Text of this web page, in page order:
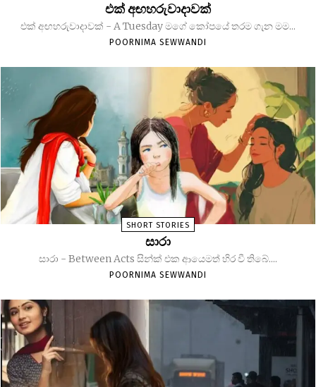
එක් අඟහරුවාදාවක්
එක් අඟහරුවාදාවක් - A Tuesday මගේ කෝපයේ තරම ගැන මම...
POORNIMA SEWWANDI
SHORT STORIES
සාරා
සාරා - Between Acts සින්ක් එක ආයෙමත් හිර වී තිබේ....
POORNIMA SEWWANDI